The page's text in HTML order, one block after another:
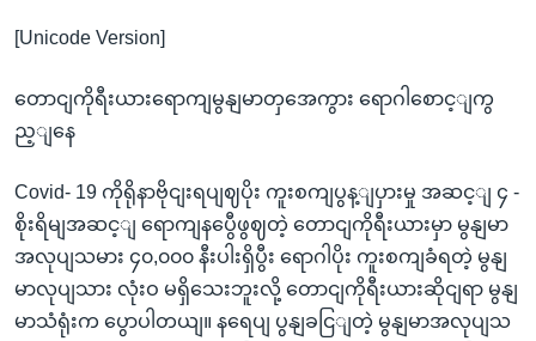
[Unicode Version]
တောငျကိုရီးယားရောကျမွနျမာတှအေကွား ရောဂါစောင့ျကွ
ည့ျနေ
Covid- 19 ကိုရိုနာဗိုငျးရပျဈပိုး ကူးစကျပွန့ျပှားမှု အဆင့ျ ၄ -
စိုးရိမျအဆင့ျ ရောကျနပွေီဖွဈတဲ့ တောငျကိုရီးယားမှာ မွနျမာ
အလုပျသမား ၄၀,၀၀၀ နီးပါးရှိပွီး ရောဂါပိုး ကူးစကျခံရတဲ့ မွနျ
မာလုပျသား လုံးဝ မရှိသေးဘူးလို့ တောငျကိုရီးယားဆိုငျရာ မွနျ
မာသံရုံးက ပွောပါတယျ။ နရေပျ ပွနျခငြျတဲ့ မွနျမာအလုပျသ